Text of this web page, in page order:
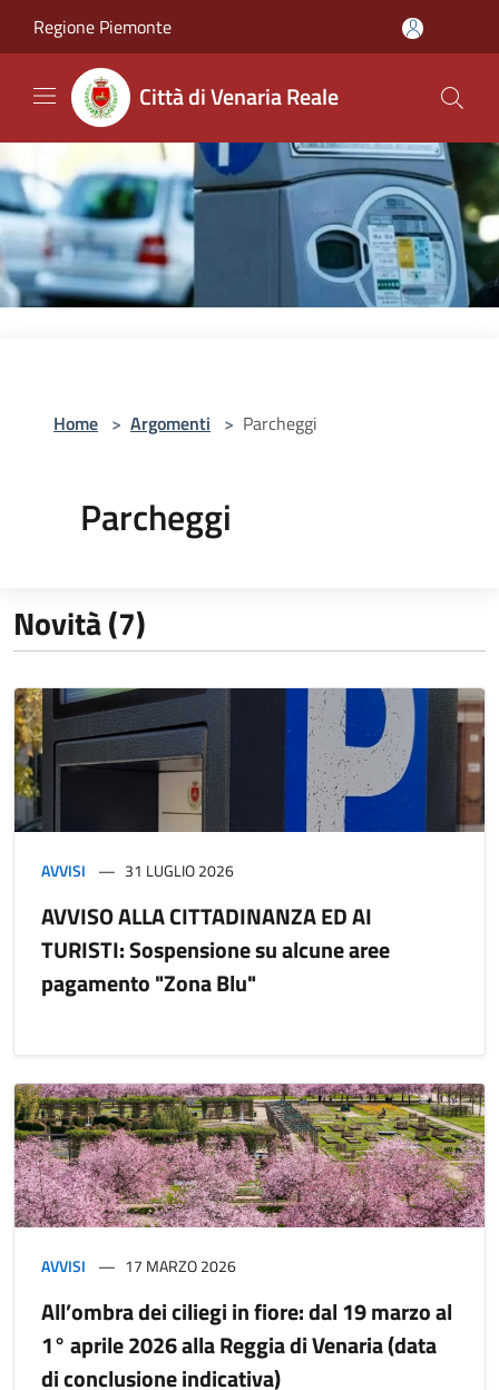
Regione Piemonte
Città di Venaria Reale
Home > Argomenti > Parcheggi
Parcheggi
Novità (7)
AVVISI 31 LUGLIO 2026
AVVISO ALLA CITTADINANZA ED AI
TURISTI: Sospensione su alcune aree
pagamento "Zona Blu"
AVVISI 17 MARZO 2026
All’ombra dei ciliegi in fiore: dal 19 marzo al
1° aprile 2026 alla Reggia di Venaria (data
di conclusione indicativa)